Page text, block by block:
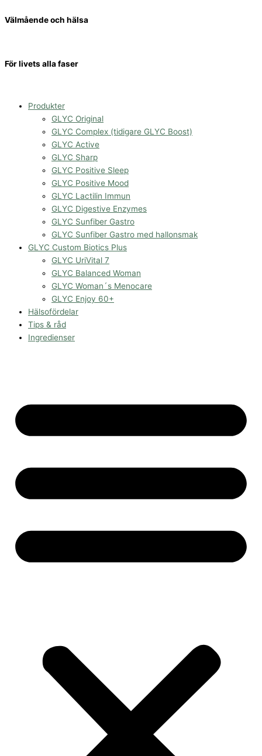
till
Välmående och hälsa
För livets alla faser
Produkter
GLYC Original
GLYC Complex (tidigare GLYC Boost)
GLYC Active
GLYC Sharp
GLYC Positive Sleep
GLYC Positive Mood
GLYC Lactilin Immun
GLYC Digestive Enzymes
GLYC Sunfiber Gastro
GLYC Sunfiber Gastro med hallonsmak
GLYC Custom Biotics Plus
GLYC UriVital 7
GLYC Balanced Woman
GLYC Woman´s Menocare
GLYC Enjoy 60+
Hälsofördelar
Tips & råd
Ingredienser